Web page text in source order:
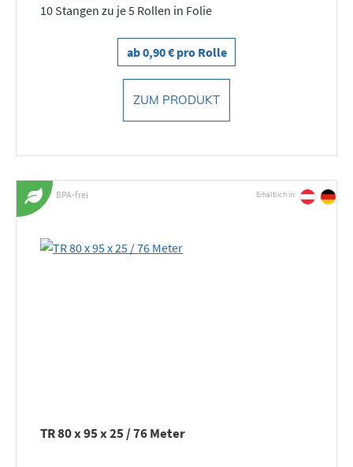
10 Stangen zu je 5 Rollen in Folie
ab 0,90 € pro Rolle
ZUM PRODUKT
BPA-frei Erhältlich in:
TR 80 x 95 x 25 / 76 Meter